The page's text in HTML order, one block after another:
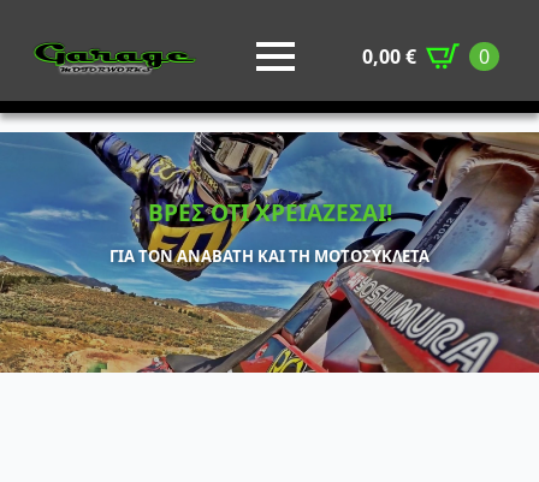
0,00€ 0
ΒΡΕΣ ΟΤΙ ΧΡΕΙΑΖΕΣΑΙ!
ΓΙΑ ΤΟΝ ΑΝΑΒΑΤΗ ΚΑΙ ΤΗ ΜΟΤΟΣΥΚΛΕΤΑ